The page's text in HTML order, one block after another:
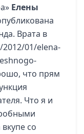
Елены
Врата в
01/elena-
что прям
Что я и
со